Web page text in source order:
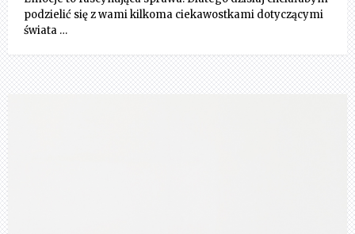
podzielić się z wami kilkoma ciekawostkami dotyczącymi
świata …